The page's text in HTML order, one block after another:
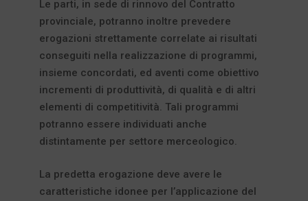
Le parti, in sede di rinnovo del Contratto
provinciale, potranno inoltre prevedere
erogazioni strettamente correlate ai risultati
conseguiti nella realizzazione di programmi,
insieme concordati, ed aventi come obiettivo
incrementi di produttività, di qualità e di altri
elementi di competitività. Tali programmi
potranno essere individuati anche
distintamente per settore merceologico.
La predetta erogazione deve avere le
caratteristiche idonee per l’applicazione del